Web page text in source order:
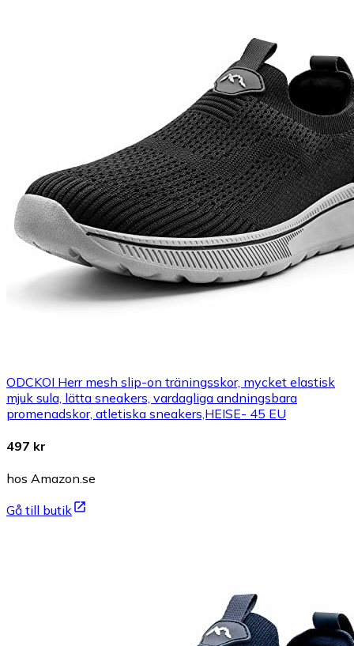
ODCKOI Herr mesh slip-on träningsskor, mycket elastisk
mjuk sula, lätta sneakers, vardagliga andningsbara
promenadskor, atletiska sneakers,HEISE- 45 EU
497 kr
hos Amazon.se
Gå till butik